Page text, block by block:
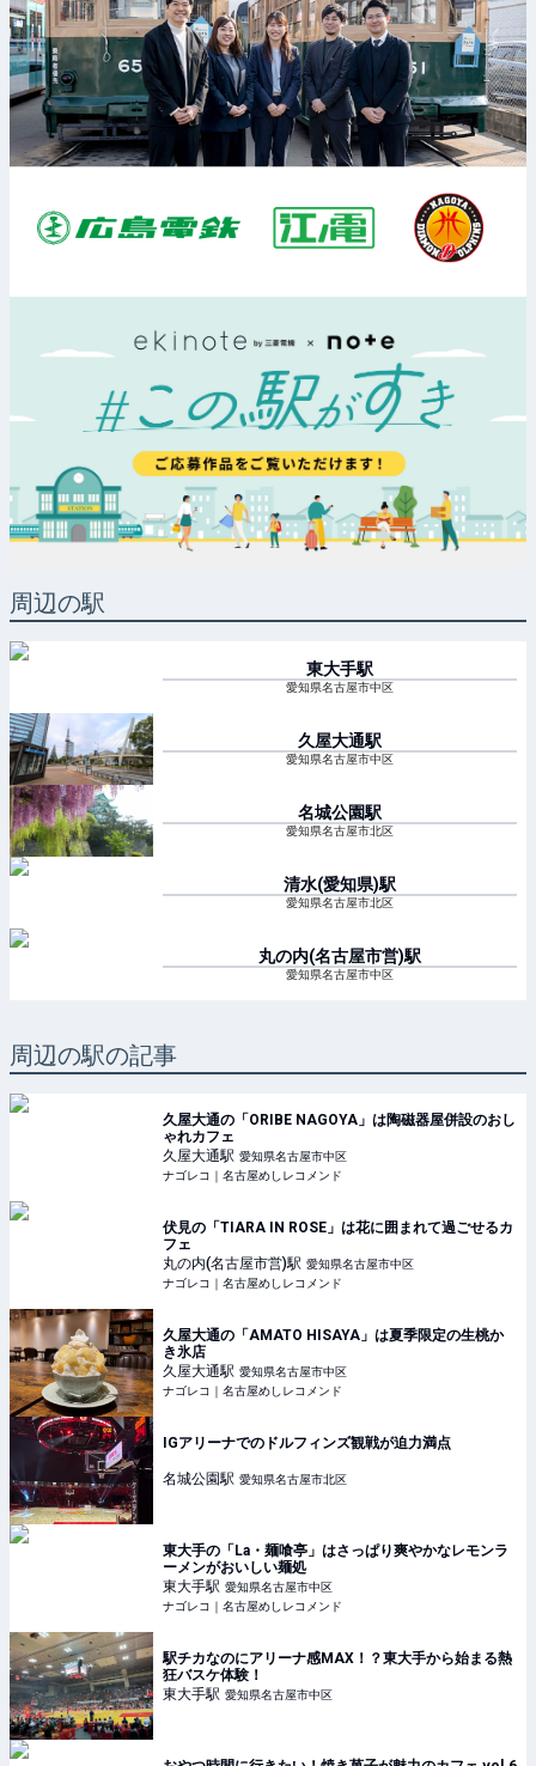
周辺の駅
東大手駅
愛知県名古屋市中区
久屋大通駅
愛知県名古屋市中区
名城公園駅
愛知県名古屋市北区
清水(愛知県)駅
愛知県名古屋市北区
丸の内(名古屋市営)駅
愛知県名古屋市中区
周辺の駅の記事
久屋大通の「ORIBE NAGOYA」は陶磁器屋併設のおし
ゃれカフェ
久屋大通駅 愛知県名古屋市中区
ナゴレコ｜名古屋めしレコメンド
伏見の「TIARA IN ROSE」は花に囲まれて過ごせるカ
フェ
丸の内(名古屋市営)駅 愛知県名古屋市中区
ナゴレコ｜名古屋めしレコメンド
久屋大通の「AMATO HISAYA」は夏季限定の生桃か
き氷店
久屋大通駅 愛知県名古屋市中区
ナゴレコ｜名古屋めしレコメンド
IGアリーナでのドルフィンズ観戦が迫力満点
名城公園駅 愛知県名古屋市北区
東大手の「La・麺喰亭」はさっぱり爽やかなレモンラ
ーメンがおいしい麺処
東大手駅 愛知県名古屋市中区
ナゴレコ｜名古屋めしレコメンド
駅チカなのにアリーナ感MAX！？東大手から始まる熱
狂バスケ体験！
東大手駅 愛知県名古屋市中区